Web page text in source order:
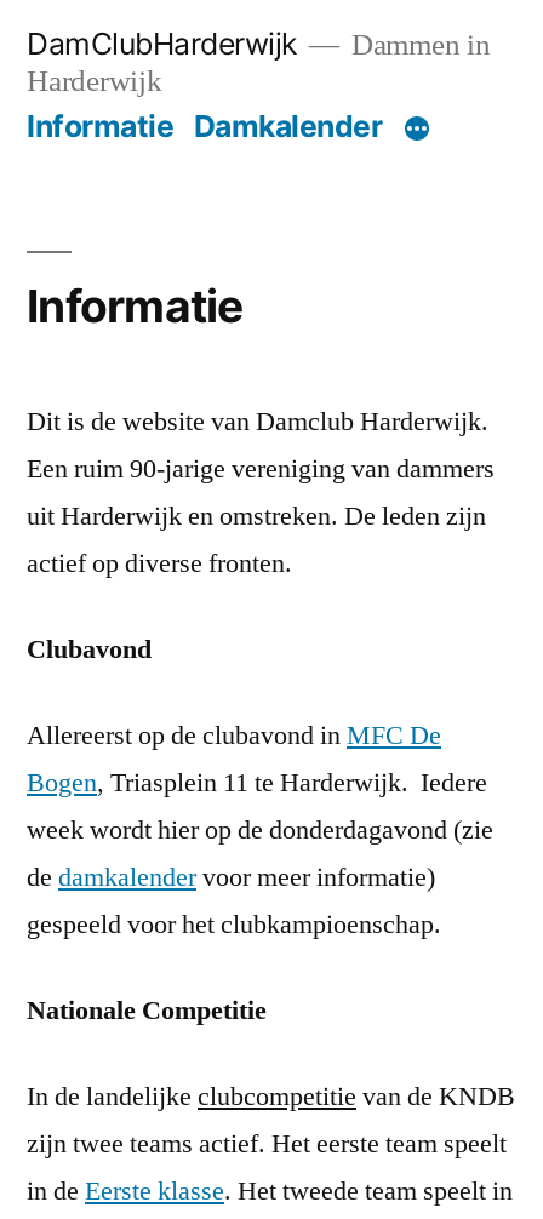
naar
DamClubHarderwijk
Dammen in
Harderwijk
Informatie Damkalender
Informatie
Dit is de website van Damclub Harderwijk.
Een ruim 90-jarige vereniging van dammers
uit Harderwijk en omstreken. De leden zijn
actief op diverse fronten.
Clubavond
Allereerst op de clubavond inMFC De
Bogen, Triasplein 11 te Harderwijk. Iedere
week wordt hier op de donderdagavond (zie
de damkalendervoor meer informatie)
gespeeld voor het clubkampioenschap.
Nationale Competitie
In de landelijke clubcompetitie van de KNDB
zijn twee teams actief. Het eerste team speelt
in de Eerste klasse. Het tweede team speelt in